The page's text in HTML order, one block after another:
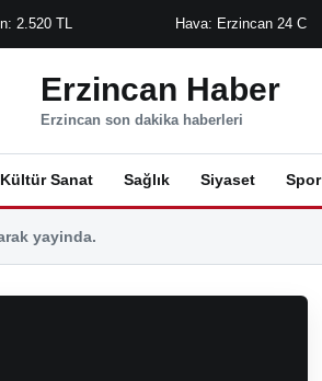
2.520 TL Hava: Erzincan 24 C
Erzincan Haber
Erzincan son dakika haberleri
Kültür Sanat Sağlık Siyaset Spor
yayinda.